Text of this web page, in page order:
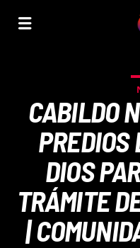
CABILDO
PREDIOS
DIOS
TRÁMITE
|